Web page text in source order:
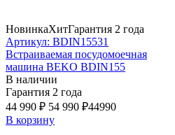
НовинкаХитГарантия 2 года
Артикул: BDIN15531
Встраиваемая посудомоечная
машина BEKO BDIN155
В наличии
Гарантия 2 года
44 990 ₽ 54 990 ₽44990
В корзину